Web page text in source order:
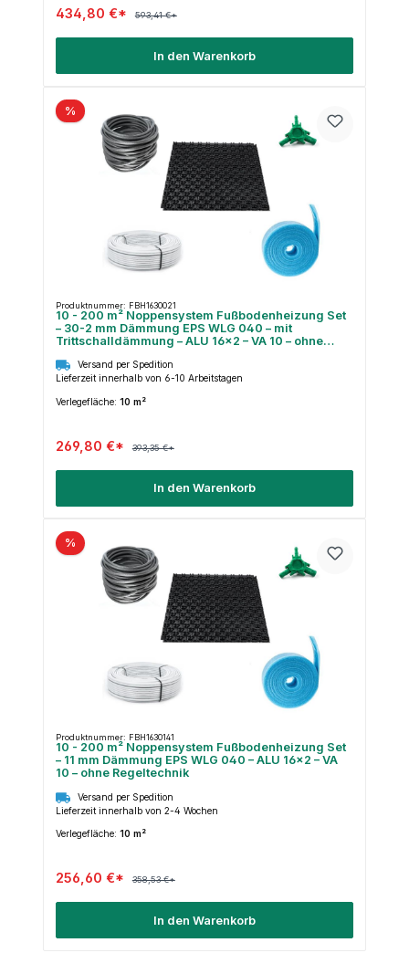
434,80 €* 593,41 €*
In den Warenkorb
%
Produktnummer: FBH1630021
10 - 200 m² Noppensystem Fußbodenheizung Set
– 30-2 mm Dämmung EPS WLG 040 – mit
Trittschalldämmung – ALU 16×2 – VA 10 – ohne
Versand per Spedition
Lieferzeit innerhalb von 6-10 Arbeitstagen
Verlegefläche: 10 m²
269,80 €* 393,35 €*
In den Warenkorb
%
Produktnummer: FBH1630141
10 - 200 m² Noppensystem Fußbodenheizung Set
– 11 mm Dämmung EPS WLG 040 – ALU 16×2 – VA
10 – ohne Regeltechnik
Versand per Spedition
Lieferzeit innerhalb von 2-4 Wochen
Verlegefläche: 10 m²
256,60 €* 358,53 €*
In den Warenkorb